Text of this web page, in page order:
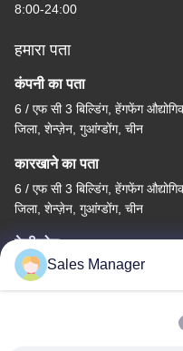
8:00-24:00
हमारा पता
कंपनी का पता
6 / एफ सी 3 बिल्डिंग, हेंगफेंग
जिला, शेन्ज़ेन, गुआंग्डोंग, चीन
कारखाने का पता
6 / एफ सी 3 बिल्डिंग, हेंगफेंग
जिला, शेन्ज़ेन, गुआंग्डोंग, चीन
टेलीफोन
86--13662697476
Sales Manager